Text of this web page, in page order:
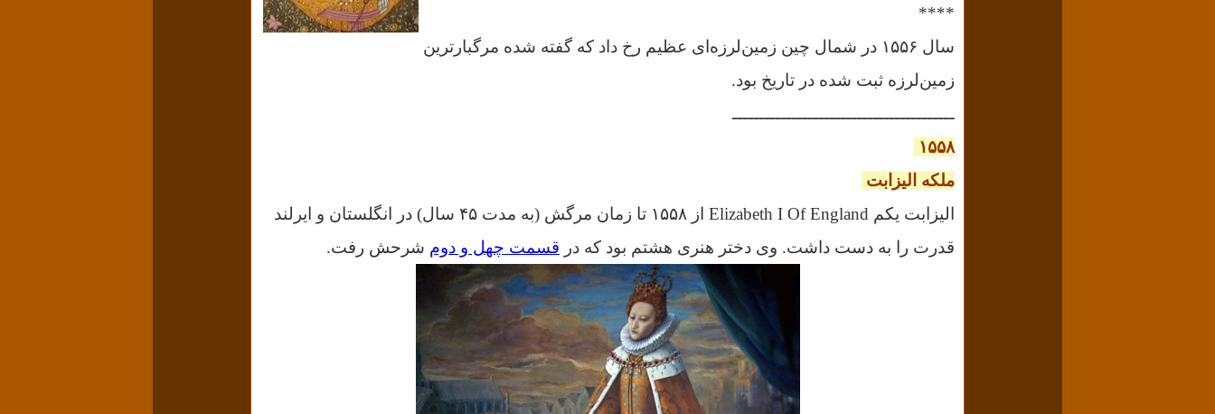
****
سال ۱۵۵۶ در شمال چین زمین‌لرزه‌ای عظیم رخ داد که گفته شده مرگبارترین
زمین‌لرزه ثبت شده در تاریخ بود.
ـــــــــــــــــــــــــــــــــــــــــ
۱۵۵۸
ملکه الیزابت
الیزابت یکم Elizabeth I Of England از ۱۵۵۸ تا زمان مرگش (به مدت ۴۵ سال) در انگلستان و ایرلند
قدرت را به دست داشت. وی دختر هنری هشتم بود که در قسمت چهل و دوم شرحش رفت.